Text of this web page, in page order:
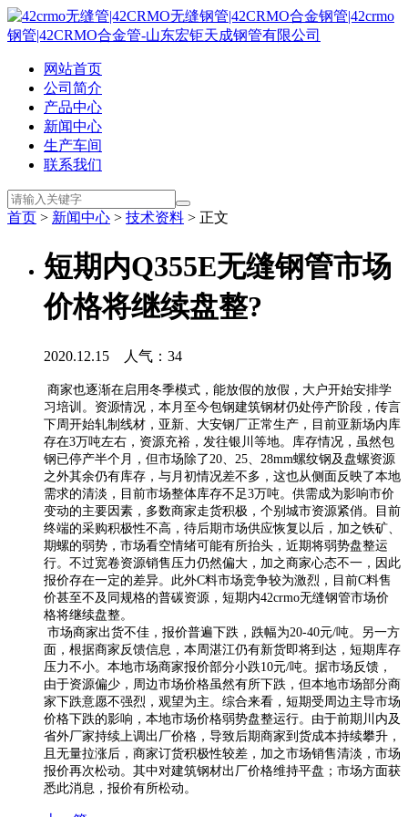
网站首页
公司简介
产品中心
新闻中心
生产车间
联系我们
首页 > 新闻中心 > 技术资料 > 正文
短期内Q355E无缝钢管市场
价格将继续盘整?
2020.12.15 人气： 34
商家也逐渐在启用冬季模式，能放假的放假，大户开始安排学
习培训。资源情况，本月至今包钢建筑钢材仍处停产阶段，传言
下周开始轧制线材，亚新、大安钢厂正常生产，目前亚新场内库
存在3万吨左右，资源充裕，发往银川等地。库存情况，虽然包
钢已停产半个月，但市场除了20、25、28mm螺纹钢及盘螺资源
之外其余仍有库存，与月初情况差不多，这也从侧面反映了本地
需求的清淡，目前市场整体库存不足3万吨。供需成为影响市价
变动的主要因素，多数商家走货积极，个别城市资源紧俏。目前
终端的采购积极性不高，待后期市场供应恢复以后，加之铁矿、
期螺的弱势，市场看空情绪可能有所抬头，近期将弱势盘整运
行。不过宽卷资源销售压力仍然偏大，加之商家心态不一，因此
报价存在一定的差异。此外C料市场竞争较为激烈，目前C料售
价甚至不及同规格的普碳资源，短期内42crmo无缝钢管市场价
格将继续盘整。
市场商家出货不佳，报价普遍下跌，跌幅为20-40元/吨。另一方
面，根据商家反馈信息，本周湛江仍有新货即将到达，短期库存
压力不小。本地市场商家报价部分小跌10元/吨。据市场反馈，
由于资源偏少，周边市场价格虽然有所下跌，但本地市场部分商
家下跌意愿不强烈，观望为主。综合来看，短期受周边主导市场
价格下跌的影响，本地市场价格弱势盘整运行。由于前期川内及
省外厂家持续上调出厂价格，导致后期商家到货成本持续攀升，
且无量拉涨后，商家订货积极性较差，加之市场销售清淡，市场
报价再次松动。其中对建筑钢材出厂价格维持平盘；市场方面获
悉此消息，报价有所松动。